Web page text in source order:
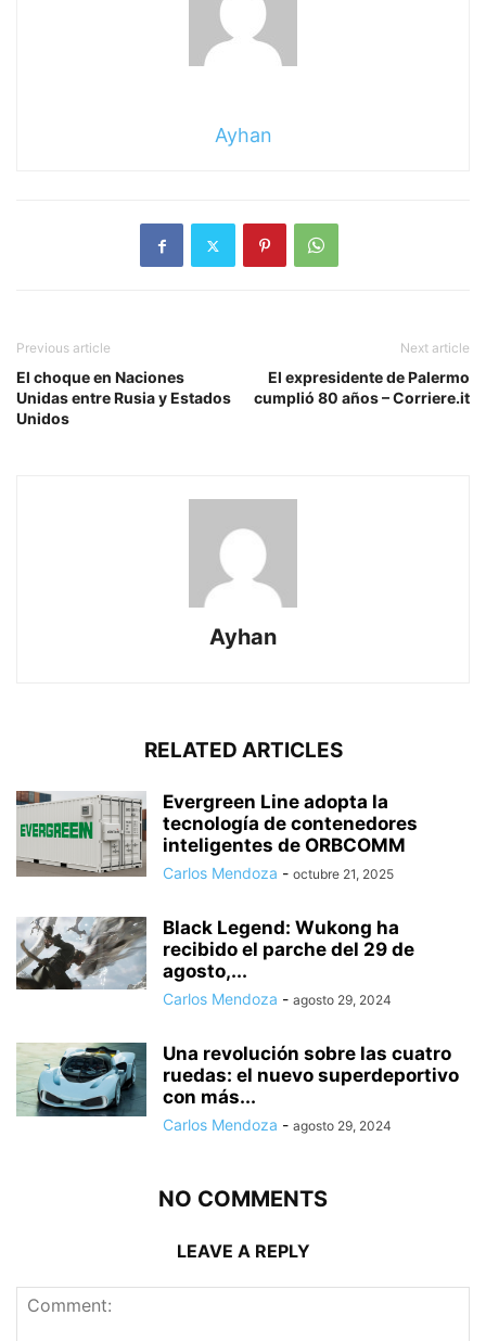
Ayhan
Previous article
El choque en Naciones
Unidas entre Rusia y Estados
Unidos
Next article
El expresidente de Palermo
cumplió 80 años – Corriere.it
Ayhan
RELATED ARTICLES
Evergreen Line adopta la
tecnología de contenedores
inteligentes de ORBCOMM
Carlos Mendoza - octubre 21, 2025
Black Legend: Wukong ha
recibido el parche del 29 de
agosto,...
Carlos Mendoza - agosto 29, 2024
Una revolución sobre las cuatro
ruedas: el nuevo superdeportivo
con más...
Carlos Mendoza - agosto 29, 2024
NO COMMENTS
LEAVE A REPLY